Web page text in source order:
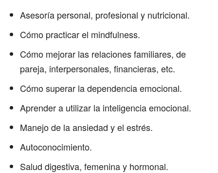
Asesoría personal, profesional y nutricional.
Cómo practicar el mindfulness.
Cómo mejorar las relaciones familiares, de
pareja, interpersonales, financieras, etc.
Cómo superar la dependencia emocional.
Aprender a utilizar la inteligencia emocional.
Manejo de la ansiedad y el estrés.
Autoconocimiento.
Salud digestiva, femenina y hormonal.